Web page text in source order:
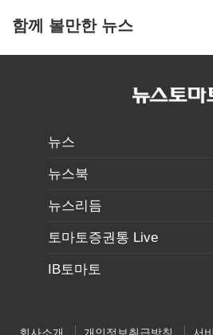
함께 볼만한 뉴스
뉴스
뉴스북
뉴스리듬
토마토증권통 Live
IB토마토